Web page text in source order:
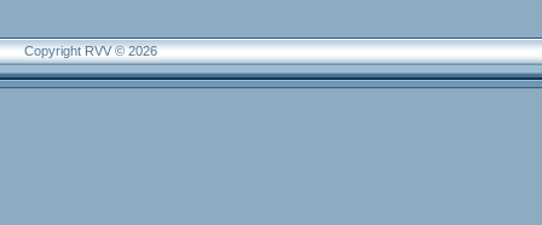
Copyright RVV © 2026